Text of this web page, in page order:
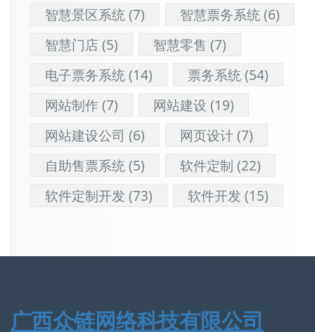
智慧景区系统(7) 智慧票务系统(6)
智慧门店(5) 智慧零售 (7)
电子票务系统(14) 票务系统(54)
网站制作(7) 网站建设 (19)
网站建设公司 (6) 网页设计(7)
自助售票系统(5) 软件定制 (22)
软件定制开发 (73) 软件开发 (15)
广西众链网络科技有限公司